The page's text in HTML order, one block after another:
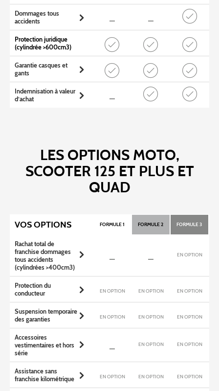
Dommages tous
accidents
Protection juridique
(cylindrée >600cm3)
Garantie casques et
gants
Indemnisation à valeur
d’achat
LES OPTIONS MOTO,
SCOOTER 125 ET PLUS ET
QUAD
VOS OPTIONS FORMULE 1 FORMULE 2 FORMULE 3
Rachat total de
franchise dommages
tous accidents
(cylindrées >400cm3)
EN OPTION
Protection du
conducteur
EN OPTION EN OPTION EN OPTION
Suspension temporaire
des garanties
EN OPTION EN OPTION EN OPTION
Accessoires
vestimentaires et hors
série
EN OPTION EN OPTION
Assistance sans
franchise kilométrique
EN OPTION EN OPTION EN OPTION